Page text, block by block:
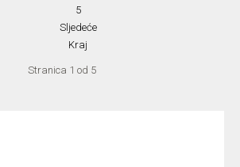
5
Sljedeće
Kraj
Stranica 1 od 5